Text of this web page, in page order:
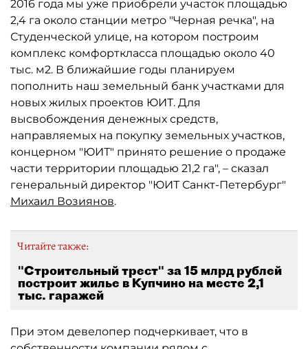
2016 года мы уже приобрели участок площадью
2,4 га около станции метро "Черная речка", на
Студенческой улице, на котором построим
комплекс комфорткласса площадью около 40
тыс. м2. В ближайшие годы планируем
пополнить наш земельный банк участками для
новых жилых проектов ЮИТ. Для
высвобождения денежных средств,
направляемых на покупку земельных участков,
концерном "ЮИТ" принято решение о продаже
части территории площадью 21,2 га", – сказал
генеральный директор "ЮИТ Санкт-Петербург"
Михаил Возиянов.
Читайте также:
"Строительный трест" за 15 млрд рублей
построит жилье в Купчино на месте 2,1
тыс. гаражей
При этом девелопер подчеркивает, что в